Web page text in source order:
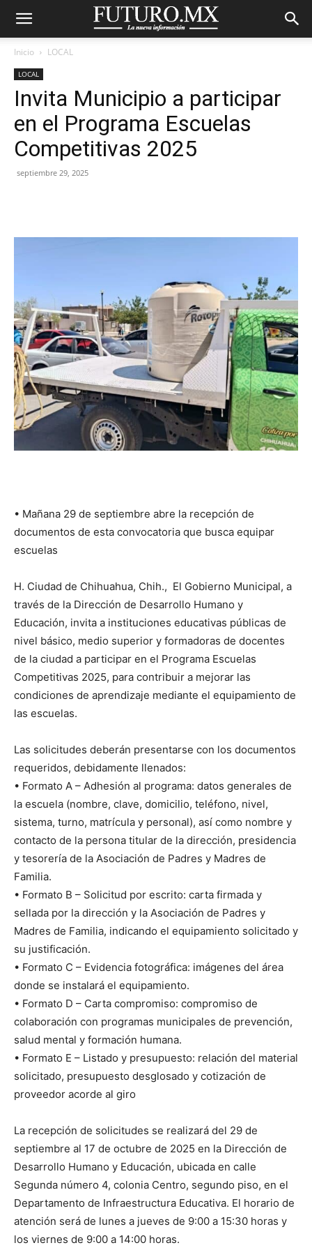
Inicio LOCAL
LOCAL
Invita Municipio a participar
en el Programa Escuelas
Competitivas 2025
septiembre 29, 2025
•⁠ ⁠Mañana 29 de septiembre abre la recepción de
documentos de esta convocatoria que busca equipar
escuelas
H. Ciudad de Chihuahua, Chih., El Gobierno Municipal, a
través de la Dirección de Desarrollo Humano y
Educación, invita a instituciones educativas públicas de
nivel básico, medio superior y formadoras de docentes
de la ciudad a participar en el Programa Escuelas
Competitivas 2025, para contribuir a mejorar las
condiciones de aprendizaje mediante el equipamiento de
las escuelas.
Las solicitudes deberán presentarse con los documentos
requeridos, debidamente llenados:
•⁠ ⁠Formato A – Adhesión al programa: datos generales de
la escuela (nombre, clave, domicilio, teléfono, nivel,
sistema, turno, matrícula y personal), así como nombre y
contacto de la persona titular de la dirección, presidencia
y tesorería de la Asociación de Padres y Madres de
Familia.
•⁠ ⁠Formato B – Solicitud por escrito: carta firmada y
sellada por la dirección y la Asociación de Padres y
Madres de Familia, indicando el equipamiento solicitado y
su justificación.
•⁠ ⁠Formato C – Evidencia fotográfica: imágenes del área
donde se instalará el equipamiento.
•⁠ ⁠Formato D – Carta compromiso: compromiso de
colaboración con programas municipales de prevención,
salud mental y formación humana.
•⁠ ⁠Formato E – Listado y presupuesto: relación del material
solicitado, presupuesto desglosado y cotización de
proveedor acorde al giro
La recepción de solicitudes se realizará del 29 de
septiembre al 17 de octubre de 2025 en la Dirección de
Desarrollo Humano y Educación, ubicada en calle
Segunda número 4, colonia Centro, segundo piso, en el
Departamento de Infraestructura Educativa. El horario de
atención será de lunes a jueves de 9:00 a 15:30 horas y
los viernes de 9:00 a 14:00 horas.